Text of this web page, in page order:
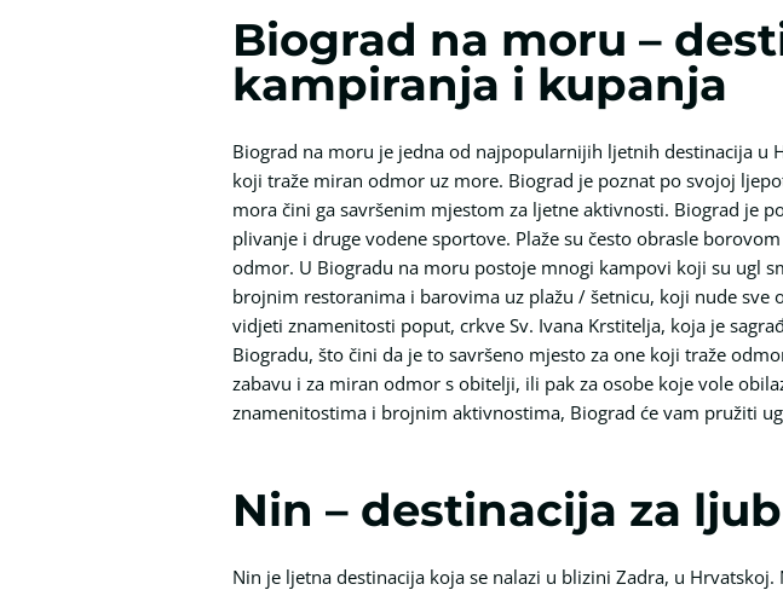
Biograd na moru –
kampiranja i kupanja
Biograd na moru je jedna od najpopularnijih ljetnih destinacija u
koji traže miran odmor uz more. Biograd je poznat po svojoj
mora čini ga savršenim mjestom za ljetne aktivnosti. Biograd je
plivanje i druge vodene sportove. Plaže su često obrasle
odmor. U Biogradu na moru postoje mnogi kampovi koji su ugl
brojnim restoranima i barovima uz plažu / šetnicu, koji nude
vidjeti znamenitosti poput, crkve Sv. Ivana Krstitelja, koja je
Biogradu, što čini da je to savršeno mjesto za one koji traže
zabavu i za miran odmor s obitelji, ili pak za osobe koje vole
znamenitostima i brojnim aktivnostima, Biograd će vam pružiti
Nin – destinacija za
Nin je ljetna destinacija koja se nalazi u blizini Zadra, u Hrvatskoj.